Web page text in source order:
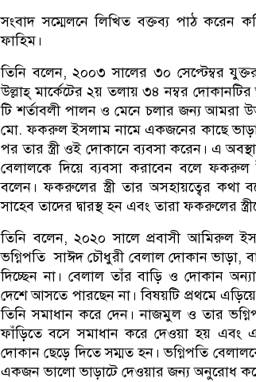
সংবাদ সম্মেলনে লিখিত বক্তব্য পাঠ করেন
ফাহিম।
তিনি বলেন, ২০০৩ সালের ৩০ সেপ্টেম্বর
উল্লাহ্ মার্কেটের ২য় তলায় ৩৪ নম্বর
টি শর্তাবলী পালন ও মেনে চলার জন্য আমরা
মো. ফকরুল ইসলাম নামে একজনের কাছে
পর তার স্ত্রী ওই দোকানে ব্যবসা করেন। এ
বেলালকে দিয়ে ব্যবসা করাবেন বলে ফকরুল
বলেন। ফকরুলের স্ত্রী তার অসহায়ত্বের
সাহেব তাদের দ্বারস্থ হন এবং তারা ফকরুলের
তিনি বলেন, ২০২০ সালে প্রবাসী আমিরুল
ভগ্নিপতি সাঈদ চৌধুরী বেলাল দোকান ভাড়া,
দিচ্ছেন না। বেলাল তাঁর বাড়ি ও দোকান
দেশে আসতে পারছেন না। বিষয়টি প্রথমে
তিনি সমাধান করে দেন। নাজমুল ও তার
ফাঁড়িতে বসে সমাধান করে দেওয়া হয় এবং
দোকান ছেড়ে দিতে সম্মত হন। ভগ্নিপতি
একজন ভালো ভাড়াটে দেওয়ার জন্য অনুরোধ